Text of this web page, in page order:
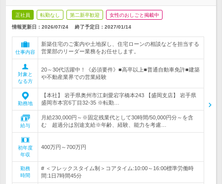
正社員 転勤なし 第二新卒歓迎 女性のおしごと掲載中
情報更新日：2026/07/24 終了予定日： 2027/01/14
仕事内容
新築住宅のご案内や土地探し、住宅ローンの相談などを担当する
営業部のリーダー業務をお任せします。
対象と
なる方
20～30代活躍中！《必須要件》■高卒以上■普通自動車免許■建築
や不動産業界での営業経験
勤務地
【本社】 岩手県奥州市江刺愛宕字橋本243 【盛岡支店】 岩手県
盛岡市本宮6丁目32-35 ※転勤…
給与
月給230,000円～※固定残業代として30時間/50,000円分～を含
む 超過分は別途支給※年齢、経験、能力を考慮…
初年度
年収
400万円～700万円
勤務
時間
# ＜フレックスタイム制＞コアタイム:10:00～16:00標準労働時
間:1日7時間45分